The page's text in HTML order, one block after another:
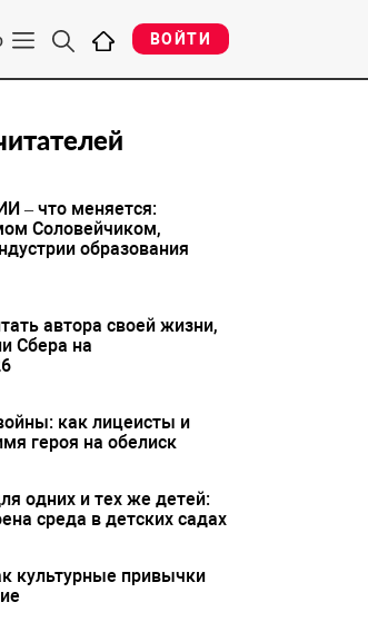
ВОЙТИ
– что меняется:
Соловейчиком,
образования
автора своей жизни,
Сбера на
как лицеисты и
героя на обелиск
одних и тех же детей:
среда в детских садах
культурные привычки